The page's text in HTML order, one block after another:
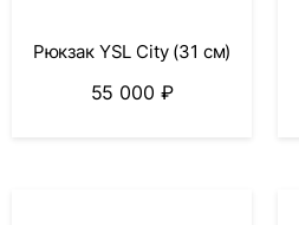
Рюкзак YSL City (31 см)
55 000 ₽